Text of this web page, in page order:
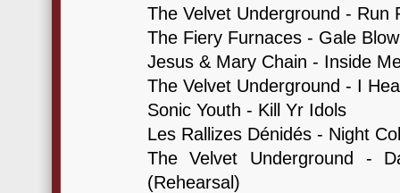
The Velvet Underground - Run
The Fiery Furnaces - Gale Blow
Jesus & Mary Chain - Inside
The Velvet Underground - I
Sonic Youth - Kill Yr Idols
Les Rallizes Dénidés - Night
The Velvet Underground -
(Rehearsal)